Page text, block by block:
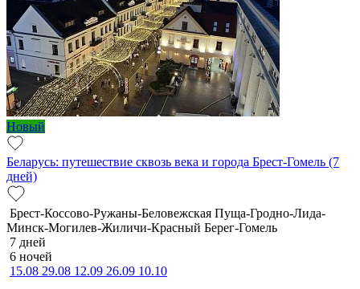
Новый
Беларусь: путешествие сквозь века и города Брест-Гомель (7
дней)
Брест-Коссово-Ружаны-Беловежская Пуща-Гродно-Лида-
Минск-Могилев-Жиличи-Красный Берег-Гомель
7 дней
6 ночей
15.08 29.08 12.09 26.09 10.10